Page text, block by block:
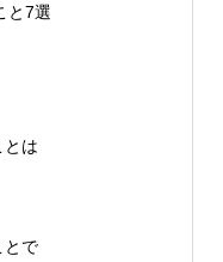
と7選
とは
とで